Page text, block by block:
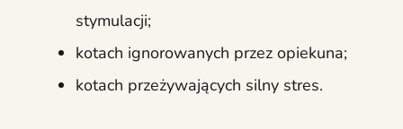
stymulacji;
kotach ignorowanych przez opiekuna;
kotach przeżywających silny stres.